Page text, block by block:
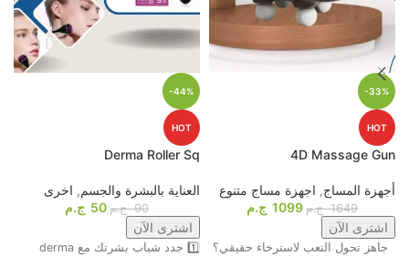
-33%
HOT
4D Massage Gun
أجهزة المساج, اجهزة مساج متنوع
1649 ج.م 1099 ج.م
اشترى الآن
جاهز تحول التعب لاسترخاء حقيقي؟
-44%
HOT
Derma Roller Sq
العناية بالبشرة والجسم, اخرى
90 ج.م 50 ج.م
اشترى الآن
1️⃣ جدد شباب بشرتك مع derma